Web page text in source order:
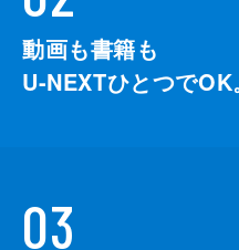
動画も書籍も
U-NEXTひとつでOK
03